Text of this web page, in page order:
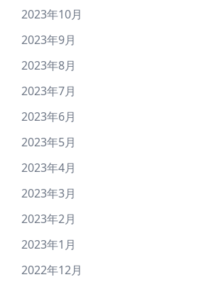
2023年10月
2023年9月
2023年8月
2023年7月
2023年6月
2023年5月
2023年4月
2023年3月
2023年2月
2023年1月
2022年12月